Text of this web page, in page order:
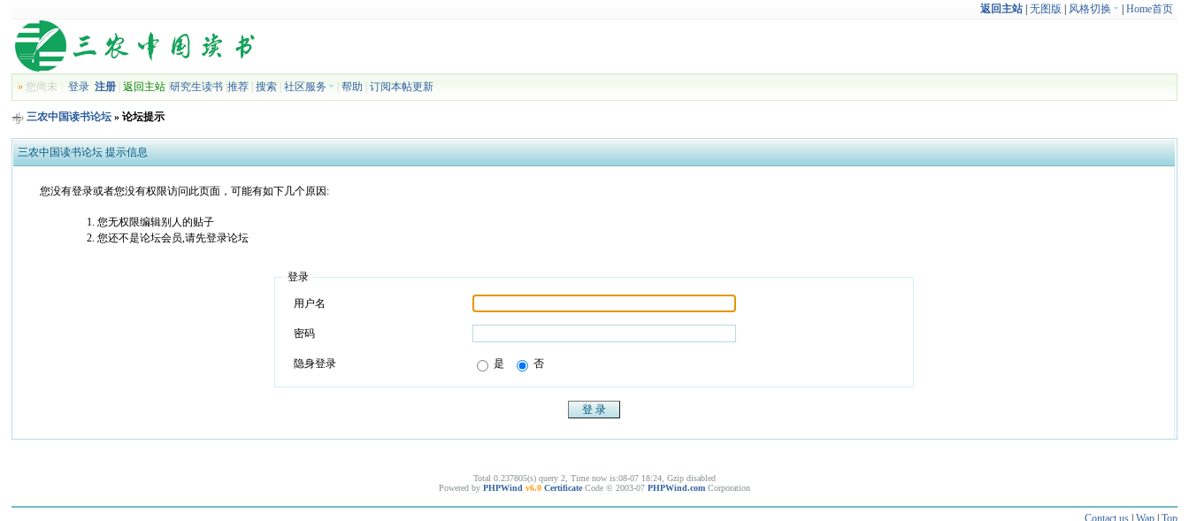
返回主站| 无图版 风格切换 Home首页
» 您尚未登录 注册 |返回主站 |研究生读书 |推荐 |搜索 |社区服务 |帮助 |订阅本帖更新
三农中国读书论坛 » 论坛提示
三农中国读书论坛 提示信息
您没有登录或者您没有权限访问此页面，可能有如下几个原因:
您无权限编辑别人的贴子
您还不是论坛会员,请先登录论坛
登录
用户名
密码
隐身登录 是 否
Total 0.237805(s) query 2, Time now is:08-07 18:24, Gzip disabled
Powered by PHPWind v6.0 Certificate Code © 2003-07 PHPWind.com Corporation
Contact us| Wap| Top